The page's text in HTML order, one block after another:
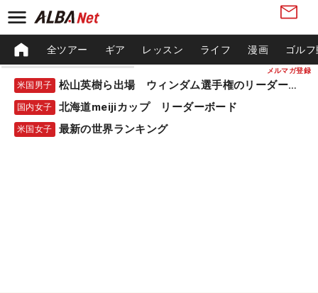
メルマガ登録
全ツアー ギア レッスン ライフ 漫画 ゴル
米国男子 松山英樹ら出場 ウィンダム選手権のリーダーボード
国内女子 北海道meijiカップ リーダーボード
米国女子 最新の世界ランキング